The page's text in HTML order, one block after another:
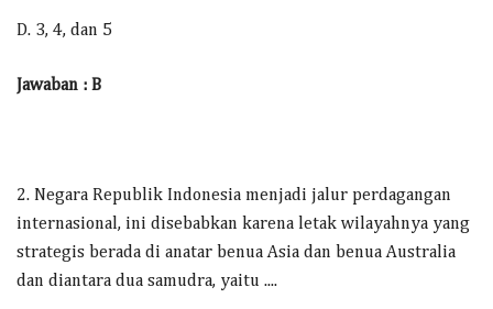
D. 3, 4, dan 5
Jawaban : B
2. Negara Republik Indonesia menjadi jalur perdagangan
internasional, ini disebabkan karena letak wilayahnya yang
strategis berada di anatar benua Asia dan benua Australia
dan diantara dua samudra, yaitu ....